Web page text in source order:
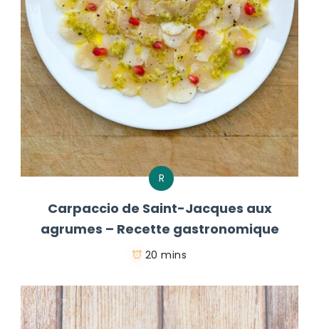
R
Carpaccio de Saint-Jacques aux
agrumes – Recette gastronomique
20 mins